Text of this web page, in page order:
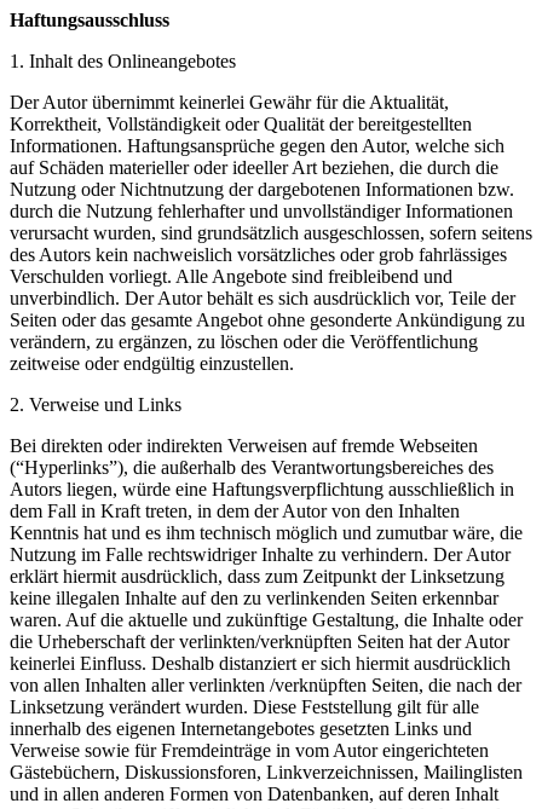
Haftungsausschluss
1. Inhalt des Onlineangebotes
Der Autor übernimmt keinerlei Gewähr für die Aktualität,
Korrektheit, Vollständigkeit oder Qualität der bereitgestellten
Informationen. Haftungsansprüche gegen den Autor, welche sich
auf Schäden materieller oder ideeller Art beziehen, die durch die
Nutzung oder Nichtnutzung der dargebotenen Informationen bzw.
durch die Nutzung fehlerhafter und unvollständiger Informationen
verursacht wurden, sind grundsätzlich ausgeschlossen, sofern seitens
des Autors kein nachweislich vorsätzliches oder grob fahrlässiges
Verschulden vorliegt. Alle Angebote sind freibleibend und
unverbindlich. Der Autor behält es sich ausdrücklich vor, Teile der
Seiten oder das gesamte Angebot ohne gesonderte Ankündigung zu
verändern, zu ergänzen, zu löschen oder die Veröffentlichung
zeitweise oder endgültig einzustellen.
2. Verweise und Links
Bei direkten oder indirekten Verweisen auf fremde Webseiten
(“Hyperlinks”), die außerhalb des Verantwortungsbereiches des
Autors liegen, würde eine Haftungsverpflichtung ausschließlich in
dem Fall in Kraft treten, in dem der Autor von den Inhalten
Kenntnis hat und es ihm technisch möglich und zumutbar wäre, die
Nutzung im Falle rechtswidriger Inhalte zu verhindern. Der Autor
erklärt hiermit ausdrücklich, dass zum Zeitpunkt der Linksetzung
keine illegalen Inhalte auf den zu verlinkenden Seiten erkennbar
waren. Auf die aktuelle und zukünftige Gestaltung, die Inhalte oder
die Urheberschaft der verlinkten/verknüpften Seiten hat der Autor
keinerlei Einfluss. Deshalb distanziert er sich hiermit ausdrücklich
von allen Inhalten aller verlinkten /verknüpften Seiten, die nach der
Linksetzung verändert wurden. Diese Feststellung gilt für alle
innerhalb des eigenen Internetangebotes gesetzten Links und
Verweise sowie für Fremdeinträge in vom Autor eingerichteten
Gästebüchern, Diskussionsforen, Linkverzeichnissen, Mailinglisten
und in allen anderen Formen von Datenbanken, auf deren Inhalt